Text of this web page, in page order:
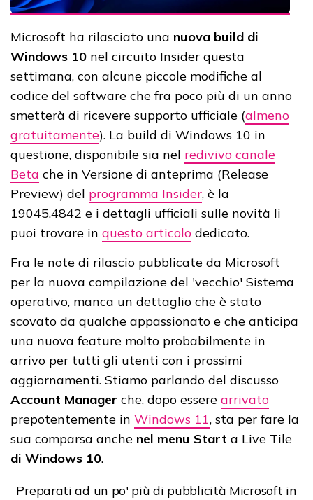
Microsoft ha rilasciato una nuova build di
Windows 10 nel circuito Insider questa
settimana, con alcune piccole modifiche al
codice del software che fra poco più di un anno
smetterà di ricevere supporto ufficiale (almeno
gratuitamente). La build di Windows 10 in
questione, disponibile sia nel redivivo canale
Beta che in Versione di anteprima (Release
Preview) del programma Insider, è la
19045.4842 e i dettagli ufficiali sulle novità li
puoi trovare in questo articolo dedicato.
Fra le note di rilascio pubblicate da Microsoft
per la nuova compilazione del 'vecchio' Sistema
operativo, manca un dettaglio che è stato
scovato da qualche appassionato e che anticipa
una nuova feature molto probabilmente in
arrivo per tutti gli utenti con i prossimi
aggiornamenti. Stiamo parlando del discusso
Account Manager che, dopo essere arrivato
prepotentemente in Windows 11, sta per fare la
sua comparsa anche nel menu Start a Live Tile
di Windows 10.
Preparati ad un po' più di pubblicità Microsoft in